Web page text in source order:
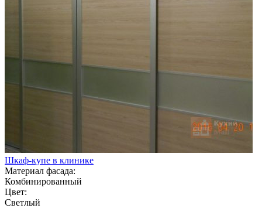
Шкаф-купе в клинике
Материал фасада:
Комбинированный
Цвет:
Светлый